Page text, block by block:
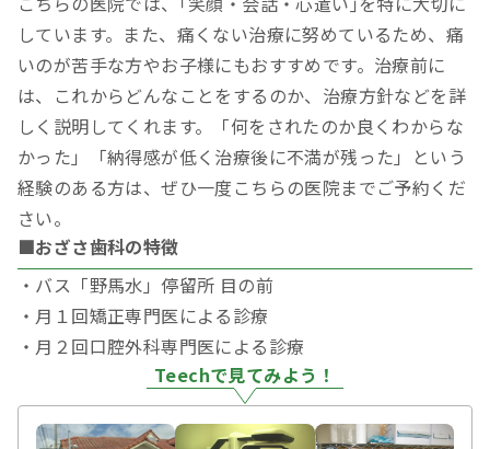
しています。また、痛くない治療に努めているため、痛
いのが苦手な方やお子様にもおすすめです。治療前に
は、これからどんなことをするのか、治療方針などを詳
しく説明してくれます。「何をされたのか良くわからな
かった」「納得感が低く治療後に不満が残った」という
経験のある方は、ぜひ一度こちらの医院までご予約くだ
さい。
■おざさ歯科の特徴
・バス「野馬水」停留所 目の前
・月１回矯正専門医による診療
・月２回口腔外科専門医による診療
Teechで見てみよう！